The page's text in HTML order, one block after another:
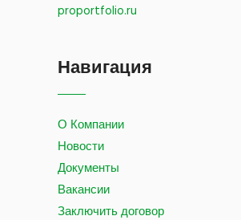
proportfolio.ru
Навигация
О Компании
Новости
Документы
Вакансии
Заключить договор